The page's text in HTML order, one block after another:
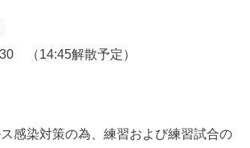
（14:45解散予定）
感染対策の為、練習および練習試合の